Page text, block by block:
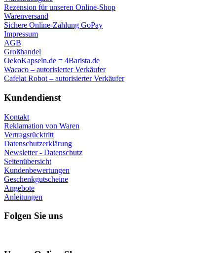
Autorisierter Händler
Cafelat, Wacaco, Sealpod und andere
Fachhändler
Support vor und nach dem Kauf
Rückgabe der Waren
bis 14 Tagen
Ware auf Lager
wir versenden die Ware aus unserem eigenen Lager
Gratis Lieferung
bei Einkauf ab 80,00 €
Informationen
Über uns
Warenrückgabe
Rezension für unseren Online-Shop
Warenversand
Sichere Online-Zahlung GoPay
Impressum
AGB
Großhandel
OekoKapseln.de = 4Barista.de
Wacaco – autorisierter Verkäufer
Cafelat Robot – autorisierter Verkäufer